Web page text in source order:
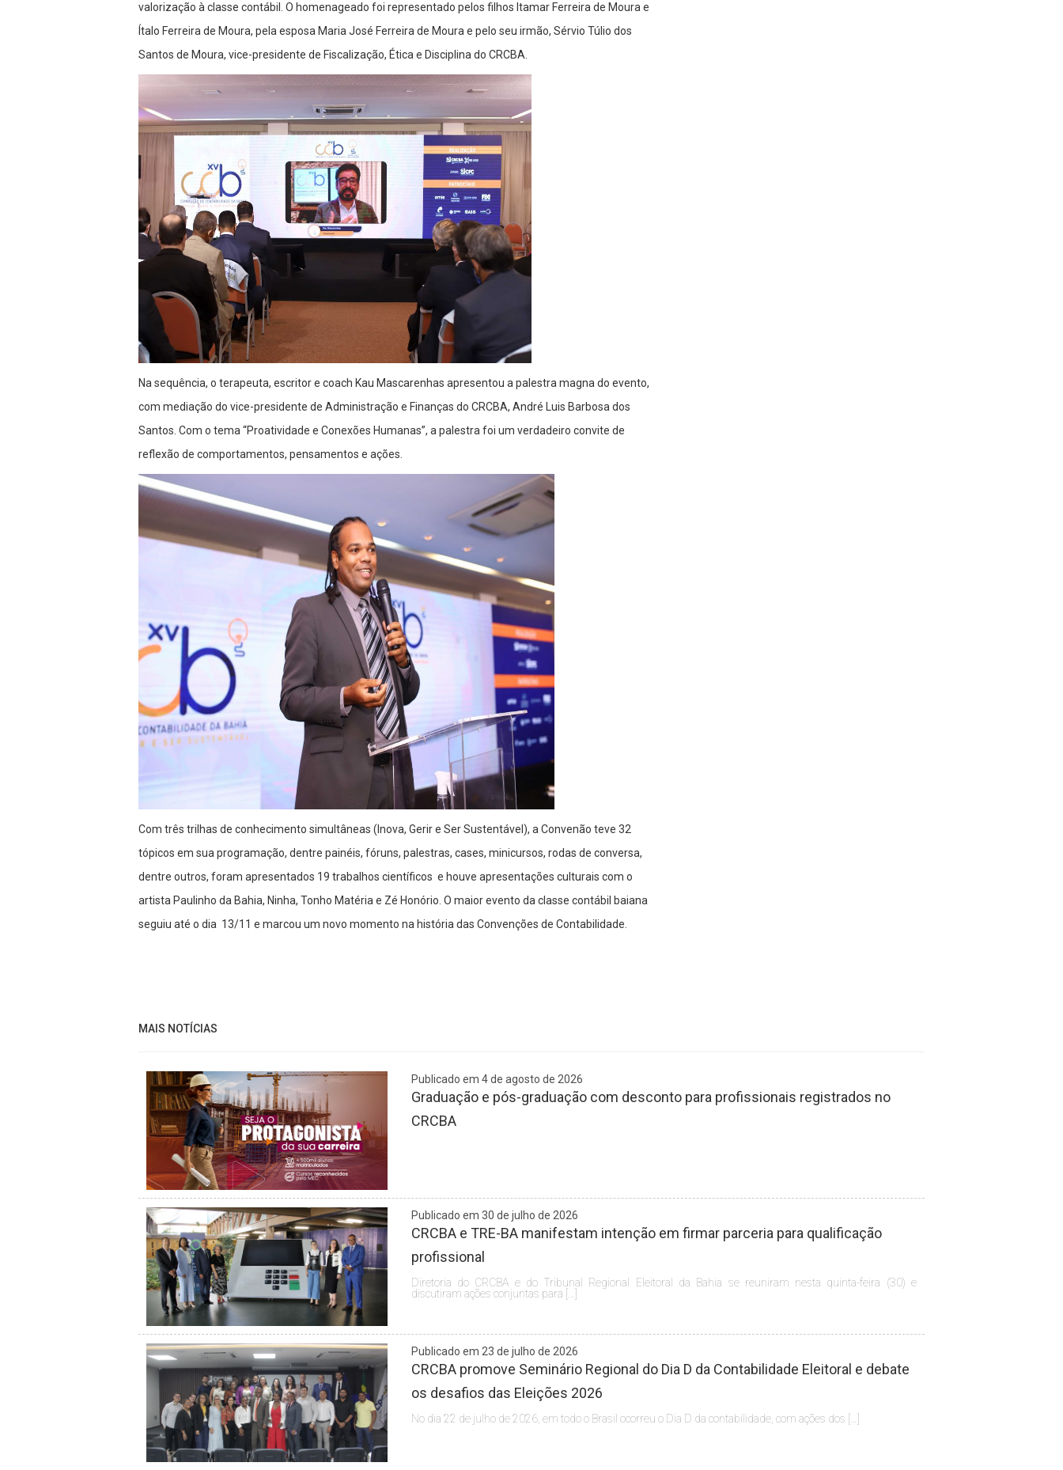
valorização à classe contábil. O homenageado foi representado pelos filhos Itamar Ferreira de Moura e
Ítalo Ferreira de Moura, pela esposa Maria José Ferreira de Moura e pelo seu irmão, Sérvio Túlio dos
Santos de Moura, vice-presidente de Fiscalização, Ética e Disciplina do CRCBA.
Na sequência, o terapeuta, escritor e coach Kau Mascarenhas apresentou a palestra magna do evento,
com mediação do vice-presidente de Administração e Finanças do CRCBA, André Luis Barbosa dos
Santos. Com o tema “Proatividade e Conexões Humanas”, a palestra foi um verdadeiro convite de
reflexão de comportamentos, pensamentos e ações.
Com três trilhas de conhecimento simultâneas (Inova, Gerir e Ser Sustentável), a Convenão teve 32
tópicos em sua programação, dentre painéis, fóruns, palestras, cases, minicursos, rodas de conversa,
dentre outros, foram apresentados 19 trabalhos científicos e houve apresentações culturais com o
artista Paulinho da Bahia, Ninha, Tonho Matéria e Zé Honório. O maior evento da classe contábil baiana
seguiu até o dia 13/11 e marcou um novo momento na história das Convenções de Contabilidade.
MAIS NOTÍCIAS
Publicado em 4 de agosto de 2026
Graduação e pós-graduação com desconto para profissionais registrados no
CRCBA
Publicado em 30 de julho de 2026
CRCBA e TRE-BA manifestam intenção em firmar parceria para qualificação
profissional
Diretoria do CRCBA e do Tribunal Regional Eleitoral da Bahia se reuniram nesta quinta-feira (30) e
discutiram ações conjuntas para […]
Publicado em 23 de julho de 2026
CRCBA promove Seminário Regional do Dia D da Contabilidade Eleitoral e debate
os desafios das Eleições 2026
No dia 22 de julho de 2026, em todo o Brasil ocorreu o Dia D da contabilidade, com ações dos […]